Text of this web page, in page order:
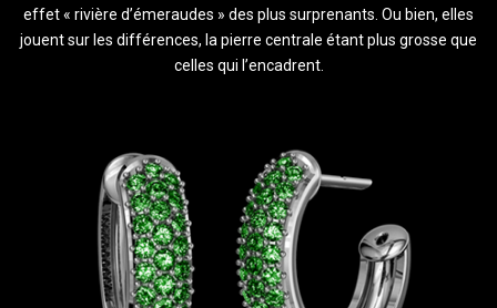
effet « rivière d’émeraudes » des plus surprenants. Ou bien, elles
jouent sur les différences, la pierre centrale étant plus grosse que
celles qui l’encadrent.